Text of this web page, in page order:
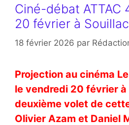
Ciné-débat ATTAC
20 février à Souillac
18 février 2026 par
Projection au cinéma
le vendredi 20 février à
deuxième volet de
Olivier Azam et Daniel